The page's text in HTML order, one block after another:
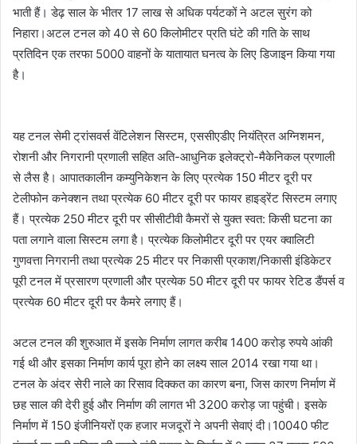
भाती हैं। डेढ़ साल के भीतर 17 लाख से अधिक पर्यटकों ने अटल सुरंग को
निहारा।अटल टनल को 40 से 60 किलोमीटर प्रति घंटे की गति के साथ
प्रतिदिन एक तरफा 5000 वाहनों के यातायात घनत्‍व के लिए डिजाइन किया गया
है।
यह टनल सेमी ट्रांसवर्स वेंटिलेशन सिस्टम, एससीएडीए नियंत्रित अग्निशमन,
रोशनी और निगरानी प्रणाली सहित अति-आधुनिक इलेक्‍ट्रो-मैकेनिकल प्रणाली
से लैस है। आपातकालीन कम्युनिकेशन के लिए प्रत्येक 150 मीटर दूरी पर
टेलीफोन कनेक्शन तथा प्रत्येक 60 मीटर दूरी पर फायर हाइड्रेंट सिस्टम लगाए
हैं। प्रत्येक 250 मीटर दूरी पर सीसीटीवी कैमरों से युक्‍त स्‍वत: किसी घटना का
पता लगाने वाला सिस्टम लगा है। प्रत्येक किलोमीटर दूरी पर एयर क्वालिटी
गुणवत्ता निगरानी तथा प्रत्येक 25 मीटर पर निकासी प्रकाश/निकासी इंडिकेटर
पूरी टनल में प्रसारण प्रणाली और प्रत्‍येक 50 मीटर दूरी पर फायर रेटिड डैंपर्स व
प्रत्येक 60 मीटर दूरी पर कैमरे लगाए हैं।
अटल टनल की शुरुआत में इसके निर्माण लागत करीब 1400 करोड़ रुपये आंकी
गई थी और इसका निर्माण कार्य पूरा होने का लक्ष्य साल 2014 रखा गया था।
टनल के अंदर सेरी नाले का रिसाव दिक्कत का कारण बना, जिस कारण निर्माण में
छह साल की देरी हुई और निर्माण की लागत भी 3200 करोड़ जा पहुंची। इसके
निर्माण में 150 इंजीनियरों एक हजार मजदूरों ने अपनी सेवाएं दी।10040 फीट